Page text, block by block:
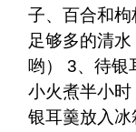
子、百合和
足够多的清
哟） 3、待银
小火煮半小
银耳羹放入